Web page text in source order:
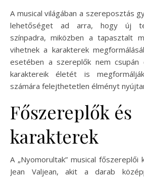
A musical világában a szereposztás
lehetőséget ad arra, hogy új
színpadra, miközben a tapasztalt
vihetnek a karakterek
esetében a szereplők nem csupán
karaktereik életét is
számára felejthetetlen élményt
Főszereplők és
karakterek
A „Nyomorultak” musical
Jean Valjean, akit a darab